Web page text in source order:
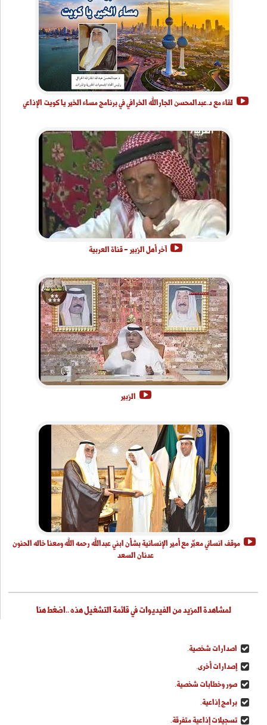
لقاء مع د.عبدالمحسن الجارالله الخرافي في برنامج مساء الخير يا كويت الإذاعي
آخر أهل الزبير - قناة العربية
الزبير
موقف انساني معبّر مع أمير الإنسانية بشأن ابني عبدالله رحمه الله ومعنا خاله الحنون
عدنان السعد
لمشاهدة المزيد من الفيديوات في قائمة التشغيل هذه ..اضغط هنا
اصدارات شخصية.
إصدارات أخرى.
صور وخطابات شخصية.
برامج إذاعية.
تسجيلات إذاعية متفرقة.